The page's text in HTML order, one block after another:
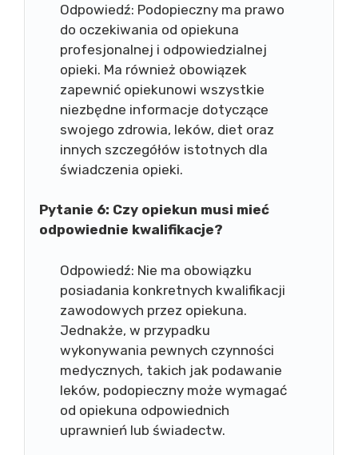
Odpowiedź: Podopieczny ma prawo
do oczekiwania od opiekuna
profesjonalnej i odpowiedzialnej
opieki. Ma również obowiązek
zapewnić opiekunowi wszystkie
niezbędne informacje dotyczące
swojego zdrowia, leków, diet oraz
innych szczegółów istotnych dla
świadczenia opieki.
Pytanie 6: Czy opiekun musi mieć
odpowiednie kwalifikacje?
Odpowiedź: Nie ma obowiązku
posiadania konkretnych kwalifikacji
zawodowych przez opiekuna.
Jednakże, w przypadku
wykonywania pewnych czynności
medycznych, takich jak podawanie
leków, podopieczny może wymagać
od opiekuna odpowiednich
uprawnień lub świadectw.